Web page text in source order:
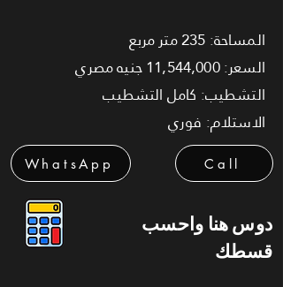
المساحة: 235 متر مربع
السعر: 11,544,000 جنيه مصري
التشطيب: كامل التشطيب
الاستلام: فوري
WhatsApp Call
دوس هنا واحسب
قسطك